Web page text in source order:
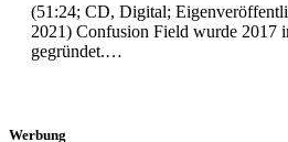
(51:24; CD, Digital;
2021) Confusion Field wurde 2017
gegründet.…
Werbung